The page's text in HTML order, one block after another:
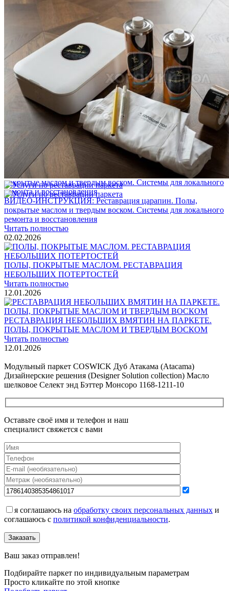
Услуги по реставрации паркета
Блог
Интересные статьи о паркете Coswick
ВИДЕО-ИНСТРУКЦИЯ: Реставрация царапин. Полы,
покрытые маслом и твердым воском. Системы для локального
ремонта и восстановления
Читать полностью
02.02.2026
ПОЛЫ, ПОКРЫТЫЕ МАСЛОМ. РЕСТАВРАЦИЯ
НЕБОЛЬШИХ ПОТЕРТОСТЕЙ
Читать полностью
12.01.2026
РЕСТАВРАЦИЯ НЕБОЛЬШИХ ВМЯТИН НА ПАРКЕТЕ.
ПОЛЫ, ПОКРЫТЫЕ МАСЛОМ И ТВЕРДЫМ ВОСКОМ
Читать полностью
12.01.2026
Модульный паркет COSWICK Дуб Атакама (Atacama)
Дизайнерские решения (Designer Solution collection) Масло
шелковое Селект энд Бэттер Монсоро 1168-1211-10
Оставьте своё имя и телефон и наш
специалист свяжется с вами
я соглашаюсь на обработку своих персональных данных и
соглашаюсь с политикой конфиденциальности.
Заказать
Ваш заказ отправлен!
Подбирайте паркет по индивидуальным параметрам
Просто кликайте по этой кнопке